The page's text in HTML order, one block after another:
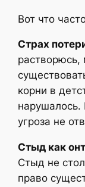
Вот что
Страх
растворюсь,
корни в
нарушалось.
угроза не
Стыд как
Стыд не
право